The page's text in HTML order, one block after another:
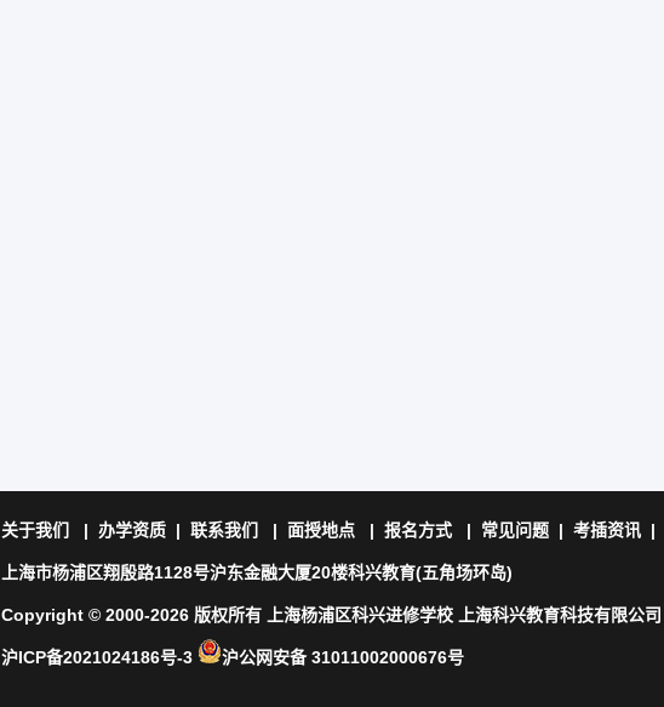
关于我们 | 办学资质 | 联系我们 | 面授地点 | 报名方式 | 常见问题 | 考插资讯 |
上海市杨浦区翔殷路1128号沪东金融大厦20楼科兴教育(五角场环岛)
Copyright © 2000-2026 版权所有 上海杨浦区科兴进修学校 上海科兴教育科技有限公司
沪ICP备2021024186号-3 沪公网安备 31011002000676号